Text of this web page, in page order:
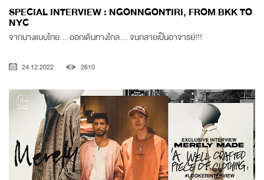
SPECIAL INTERVIEW : NGONNGONTIRI, FROM BKK TO
NYC
จากนางแบบไทย... ออกเดินทางไกล... จนกลายเป็นอาจารย์!!!
24.12.2022 2610